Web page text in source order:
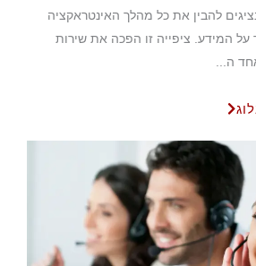
להבין את כל מהלך האינטראקציה
המידע. ציפייה זו הפכה את שירות
ה...